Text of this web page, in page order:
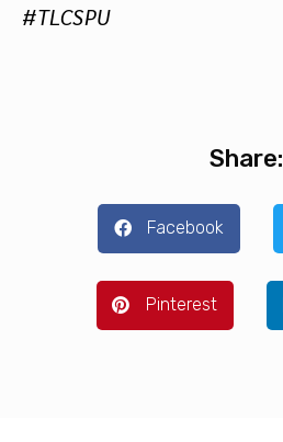
#TLCSPU
Share:
Facebook
Pinterest